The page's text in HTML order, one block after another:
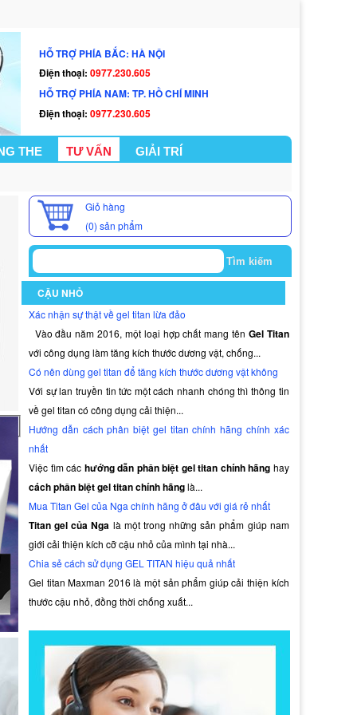
HỖ TRỢ PHÍA BẮC: HÀ NỘI
Điện thoại: 0977.230.605
HỖ TRỢ PHÍA NAM: TP. HỒ CHÍ MINH
Điện thoại: 0977.230.605
THE TƯ VẤN GIẢI TRÍ
Giỏ hàng
(0) sản phẩm
CẬU NHỎ
Xác nhận sự thật về gel titan lừa đảo
Vào đầu năm 2016, một loại hợp chất mang tên Gel Titan
với công dụng làm tăng kích thước dương vật, chống...
Có nên dùng gel titan để tăng kích thước dương vật không
Với sự lan truyền tin tức một cách nhanh chóng thì thông tin
về gel titan có công dụng cải thiện...
Hướng dẫn cách phân biệt gel titan chính hãng chính xác
nhất
Việc tìm các hướng dẫn phân biệt gel titan chính hãng hay
cách phân biệt gel titan chính hãnglà...
Mua Titan Gel của Nga chính hãng ở đâu với giá rẻ nhất
Titan gel của Nga là một trong những sản phẩm giúp nam
giới cải thiện kích cỡ cậu nhỏ của mình tại nhà...
Chia sẻ cách sử dụng GEL TITAN hiệu quả nhất
Gel titan Maxman 2016 là một sản phẩm giúp cải thiện kích
thước cậu nhỏ, đồng thời chống xuất...